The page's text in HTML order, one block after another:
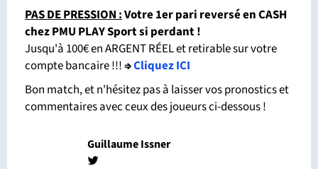
PAS DE PRESSION :Votre 1er pari reversé en CASH
chez PMU PLAY Sport si perdant!
Jusqu'à 100€ en ARGENT RÉEL et retirable sur votre
compte bancaire !!!⇒Cliquez ICI
Bon match, et n'hésitez pas à laisser vos pronostics et
commentaires avec ceux des joueurs ci-dessous !
Guillaume Issner